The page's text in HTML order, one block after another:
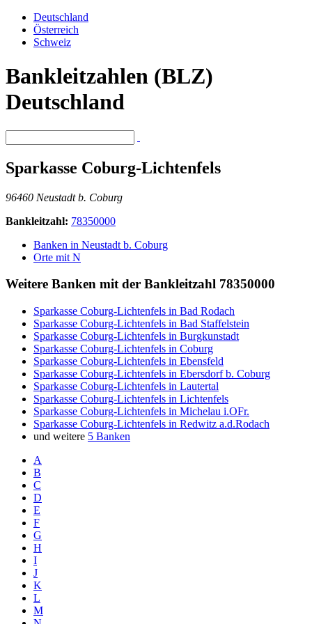
Deutschland
Österreich
Schweiz
Bankleitzahlen (BLZ)
Deutschland
Sparkasse Coburg-Lichtenfels
96460 Neustadt b. Coburg
Bankleitzahl: 78350000
Banken in Neustadt b. Coburg
Orte mit N
Weitere Banken mit der Bankleitzahl 78350000
Sparkasse Coburg-Lichtenfels in Bad Rodach
Sparkasse Coburg-Lichtenfels in Bad Staffelstein
Sparkasse Coburg-Lichtenfels in Burgkunstadt
Sparkasse Coburg-Lichtenfels in Coburg
Sparkasse Coburg-Lichtenfels in Ebensfeld
Sparkasse Coburg-Lichtenfels in Ebersdorf b. Coburg
Sparkasse Coburg-Lichtenfels in Lautertal
Sparkasse Coburg-Lichtenfels in Lichtenfels
Sparkasse Coburg-Lichtenfels in Michelau i.OFr.
Sparkasse Coburg-Lichtenfels in Redwitz a.d.Rodach
und weitere 5 Banken
A
B
C
D
E
F
G
H
I
J
K
L
M